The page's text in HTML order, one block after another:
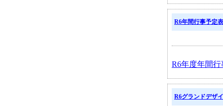
R6年間行事予定表
R6年度年間行
R6グランドデザ